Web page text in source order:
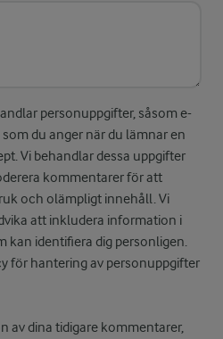
personuppgifter, såsom e-
du anger när du lämnar en
Vi behandlar dessa uppgifter
kommentarer för att
och olämpligt innehåll. Vi
att inkludera information i
kan identifiera dig personligen.
för hantering av personuppgifter
av dina tidigare kommentarer,